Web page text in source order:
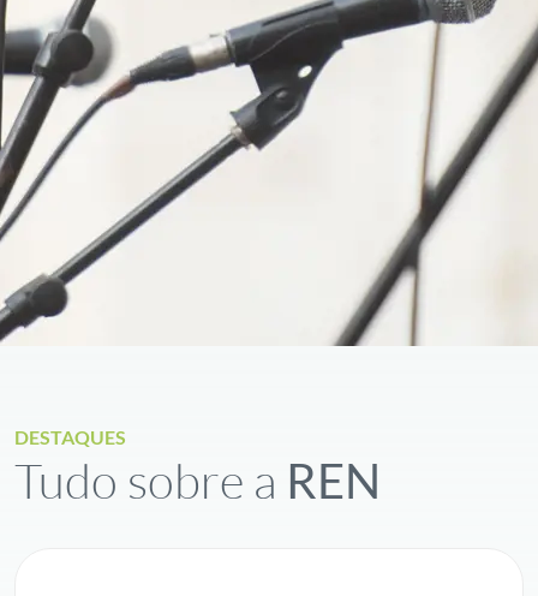
DESTAQUES
Tudo sobre a REN